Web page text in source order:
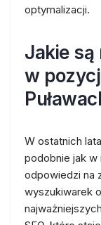
optymalizacji.
Jakie
w
W ostatnich
podobnie jak w
odpowiedzi na
wyszukiwarek